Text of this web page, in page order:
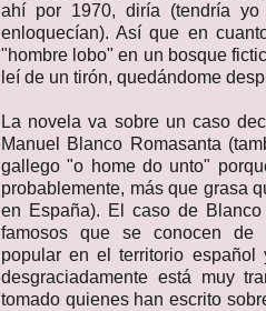
ahí por 1970, diría (tendría
enloquecían). Así que en
"hombre lobo" en un bosque
leí de un tirón, quedándome
La novela va sobre un caso
Manuel Blanco Romasanta
gallego "o home do unto"
probablemente, más que grasa
en España). El caso de
famosos que se conocen de
popular en el territorio
desgraciadamente está muy
tomado quienes han escrito